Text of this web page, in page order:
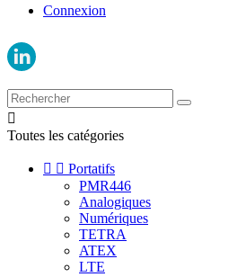
Connexion

Toutes les catégories
  Portatifs
PMR446
Analogiques
Numériques
TETRA
ATEX
LTE